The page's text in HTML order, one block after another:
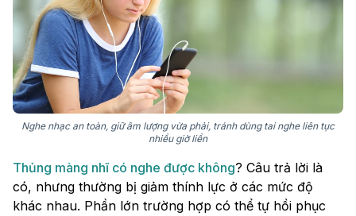
Nghe nhạc an toàn, giữ âm lượng vừa phải, tránh dùng tai nghe liên tục
nhiều giờ liền
Thủng màng nhĩ có nghe được không? Câu trả lời là
có, nhưng thường bị giảm thính lực ở các mức độ
khác nhau. Phần lớn trường hợp có thể tự hồi phục